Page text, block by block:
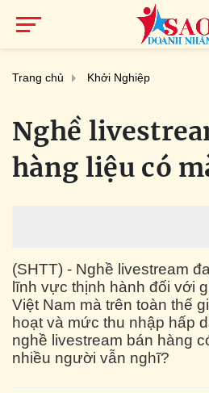
Trang chủ Khởi Nghiệp
Nghề
hàng liệu có
(SHTT) - Nghề livestream
lĩnh vực thịnh hành đối với
Việt Nam mà trên toàn thế
hoạt và mức thu nhập hấp
nghề livestream bán hàng
nhiều người vẫn nghĩ?